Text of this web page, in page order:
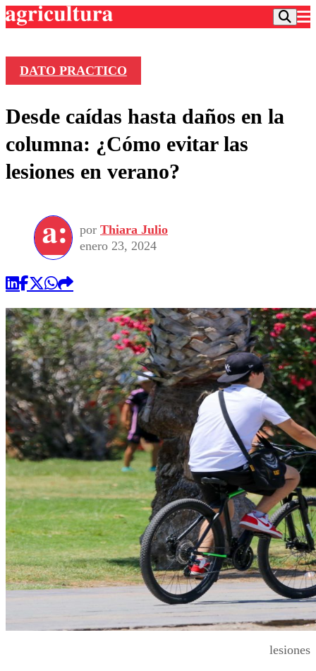
Frecuencias
Agricultura TV
Deportes
Colo Colo
Seleccion Chilena
Torneo Internacional
Universidad de Chile
Entretención
Economía
Internacional
Sustentabilidad
Publicaciones en medios
Opinión
DATO PRACTICO
Desde caídas hasta daños en la
columna: ¿Cómo evitar las
lesiones en verano?
por Thiara Julio
enero 23, 2024
lesiones